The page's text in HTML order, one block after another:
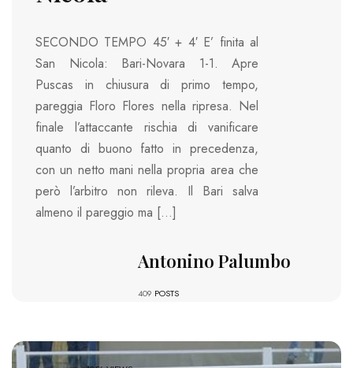
SECONDO TEMPO 45′ + 4′ E’ finita al
San Nicola: Bari-Novara 1-1. Apre
Puscas in chiusura di primo tempo,
pareggia Floro Flores nella ripresa. Nel
finale l’attaccante rischia di vanificare
quanto di buono fatto in precedenza,
con un netto mani nella propria area che
però l’arbitro non rileva. Il Bari salva
almeno il pareggio ma […]
Antonino Palumbo
409 POSTS